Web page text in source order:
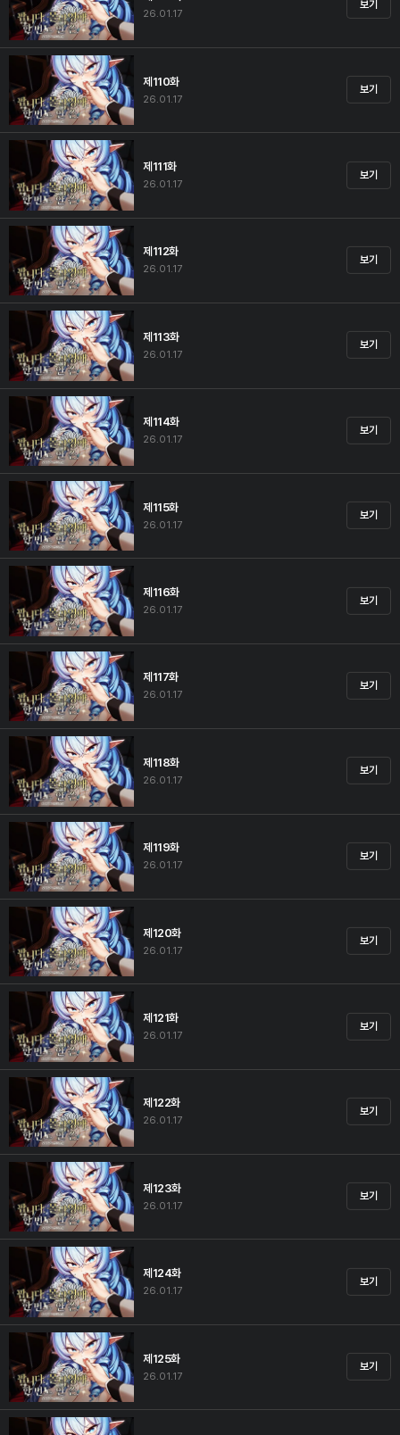
26.01.17
보기
제110화
26.01.17
보기
제111화
26.01.17
보기
제112화
26.01.17
보기
제113화
26.01.17
보기
제114화
26.01.17
보기
제115화
26.01.17
보기
제116화
26.01.17
보기
제117화
26.01.17
보기
제118화
26.01.17
보기
제119화
26.01.17
보기
제120화
26.01.17
보기
제121화
26.01.17
보기
제122화
26.01.17
보기
제123화
26.01.17
보기
제124화
26.01.17
보기
제125화
26.01.17
보기